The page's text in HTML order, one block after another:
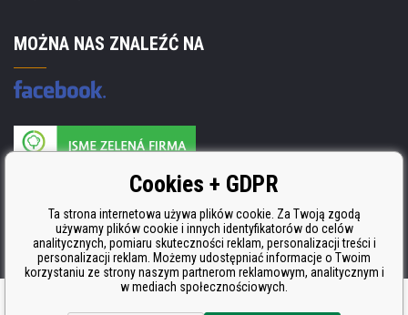
MOŻNA NAS ZNALEŹĆ NA
Producent wkładów posiada certyfikat
ISO 9001, ISO 14001 i STMC.Cookies + GDPR
Ta strona internetowa używa plików cookie. Za Twoją zgodą
używamy plików cookie i innych identyfikatorów do celów
analitycznych, pomiaru skuteczności reklam, personalizacji treści i
personalizacji reklam. Możemy udostępniać informacje o Twoim
korzystaniu ze strony naszym partnerom reklamowym, analitycznym i
w mediach społecznościowych.